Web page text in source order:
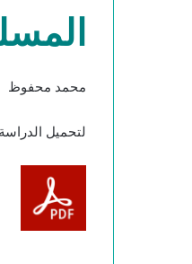
محمد محفوظ
لتحميل الدراسة pdf :